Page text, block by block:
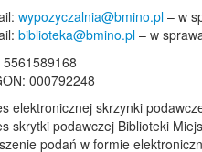
wypozyczalnia@bmino.pl – w
biblioteka@bmino.pl – w
5561589168
000792248
elektronicznej skrzynki
skrytki podawczej Biblioteki
podań w formie